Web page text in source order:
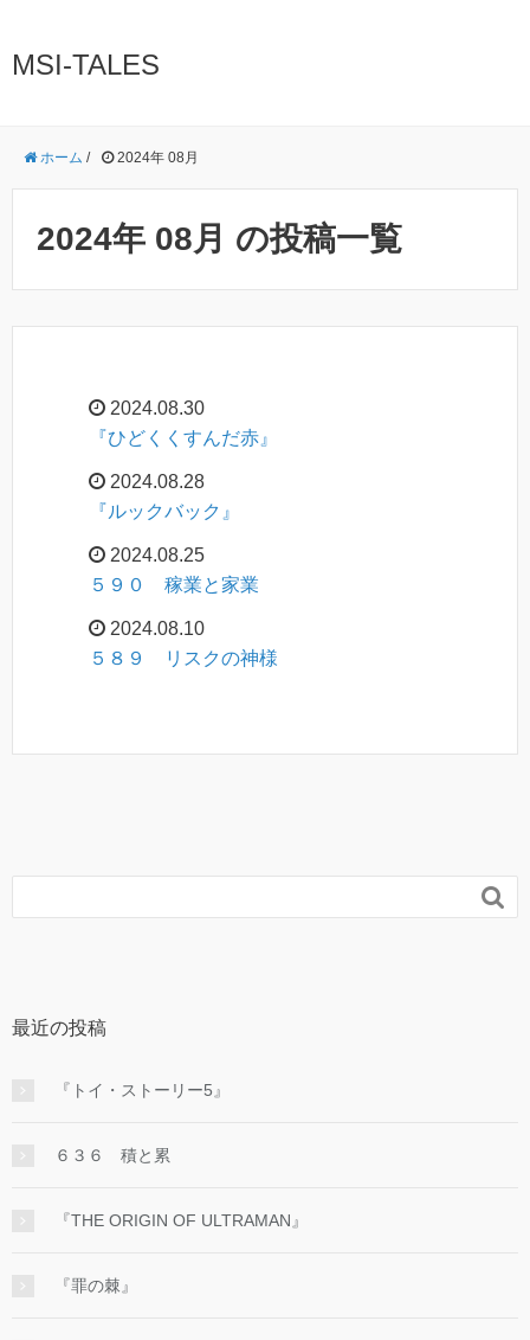
MSI-TALES
ホーム / 2024年 08月
2024年 08月 の投稿一覧
2024.08.30
『ひどくくすんだ赤』
2024.08.28
『ルックバック』
2024.08.25
５９０ 稼業と家業
2024.08.10
５８９ リスクの神様

最近の投稿
『トイ・ストーリー5』
６３６ 積と累
『THE ORIGIN OF ULTRAMAN』
『罪の棘』